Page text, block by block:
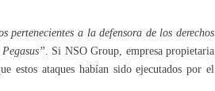
pertenecientes a la defensora de los derechos
. Si NSO Group, empresa propietaria
estos ataques habían sido ejecutados por el